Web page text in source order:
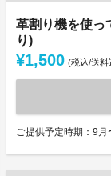
革割り機を使っ
り)
¥1,500 (税込/送料
ご提供予定時期：9月